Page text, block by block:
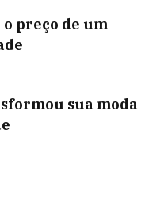
preço de um
sua moda